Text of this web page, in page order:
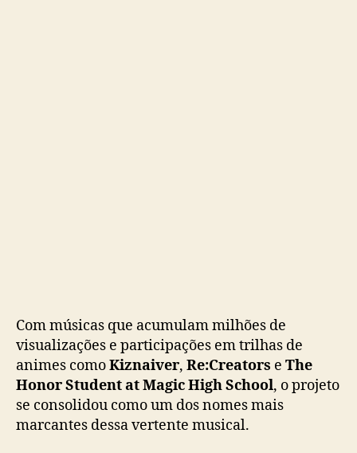
r
i
e
n
d
Com músicas que acumulam milhões de
visualizações e participações em trilhas de
animes comoKiznaiver, Re:Creators e The
Honor Student at Magic High School, o projeto
se consolidou como um dos nomes mais
marcantes dessa vertente musical.